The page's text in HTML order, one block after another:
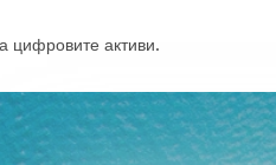
цифровите активи.